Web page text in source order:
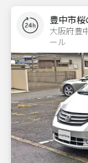
豊中市
大阪府豊
ール